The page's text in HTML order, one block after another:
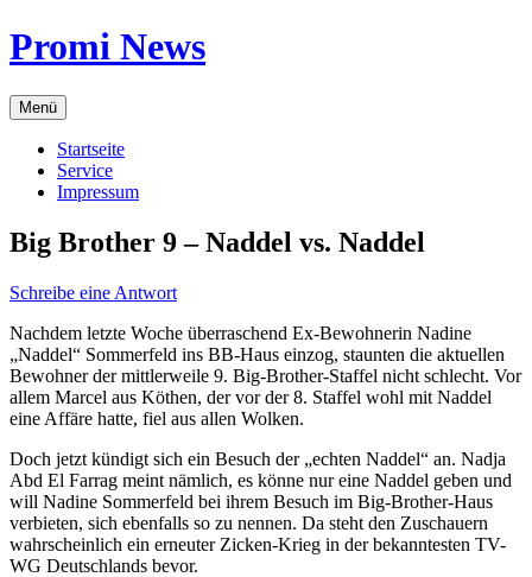
Zum
Inhalt
Promi News
Menü
Startseite
Service
Impressum
Big Brother 9 – Naddel vs. Naddel
Schreibe eine Antwort
Nachdem letzte Woche überraschend Ex-Bewohnerin Nadine
„Naddel“ Sommerfeld ins BB-Haus einzog, staunten die aktuellen
Bewohner der mittlerweile 9. Big-Brother-Staffel nicht schlecht. Vor
allem Marcel aus Köthen, der vor der 8. Staffel wohl mit Naddel
eine Affäre hatte, fiel aus allen Wolken.
Doch jetzt kündigt sich ein Besuch der „echten Naddel“ an. Nadja
Abd El Farrag meint nämlich, es könne nur eine Naddel geben und
will Nadine Sommerfeld bei ihrem Besuch im Big-Brother-Haus
verbieten, sich ebenfalls so zu nennen. Da steht den Zuschauern
wahrscheinlich ein erneuter Zicken-Krieg in der bekanntesten TV-
WG Deutschlands bevor.